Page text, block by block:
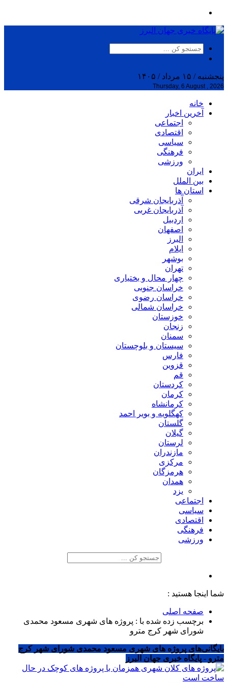
پنجشنبه / ۱۵ مرداد / ۱۴۰۵
Thursday, 6 August , 2026
خانه
آخرین اخبار
اجتماعی
اقتصادی
سیاسی
فرهنگی
ورزشی
ایران
بین الملل
استان ها
آذربایجان شرقی
آذربایجان غربی
اردبیل
اصفهان
البرز
ایلام
بوشهر
تهران
چهار محال و بختیاری
خراسان جنوبی
خراسان رضوی
خراسان شمالی
خوزستان
زنجان
سمنان
سیستان و بلوچستان
فارس
قزوین
قم
کردستان
کرمان
کرمانشاه
کهگلویه و بویر احمد
گلستان
گیلان
لرستان
مازندران
مرکزی
هرمزگان
همدان
یزد
اجتماعی
سیاسی
اقتصادی
فرهنگی
ورزشی
شما اینجا هستید :
صفحه اصلی
برچسب زده شده با : پروژه های شهری مسعود محمدی
شورای شهر کرج مترو
بایگانی‌های پروژه های شهری مسعود محمدی شورای شهر کرج
مترو - پایگاه خبری جهان البرز